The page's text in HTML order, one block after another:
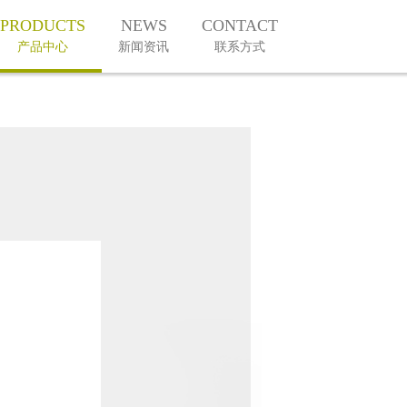
PRODUCTS
产品中心
NEWS
新闻资讯
CONTACT
联系方式